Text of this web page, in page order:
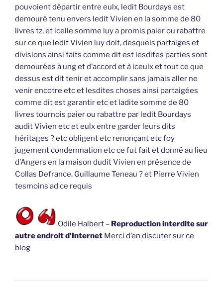
pouvoient départir entre eulx, ledit Bourdays est
demouré tenu envers ledit Vivien en la somme de 80
livres tz, et icelle somme luy a promis paier ou rabattre
sur ce que ledit Vivien luy doit, desquels partaiges et
divisions ainsi faits comme dit est lesdites parties sont
demourées à ung et d’accord et à iceulx et tout ce que
dessus est dit tenir et accomplir sans jamais aller ne
venir encotre etc et lesdites choses ainsi partaigées
comme dit est garantir etc et ladite somme de 80
livres tournois paier ou rabattre par ledit Bourdays
audit Vivien etc et eulx entre garder leurs dits
héritages ? etc obligent etc renonçant etc foy
jugement condemnation etc ce fut fait et donné au lieu
d’Angers en la maison dudit Vivien en présence de
Collas Defrance, Guillaume Teneau ? et Pierre Vivien
tesmoins ad ce requis
Odile Halbert – Reproduction interdite sur
autre endroit d’Internet Merci d’en discuter sur ce
blog